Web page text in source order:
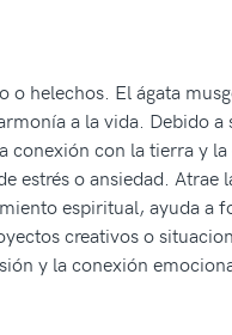
o helechos. El ágata
a la vida. Debido a
conexión con la tierra y la
estrés o ansiedad. Atrae
espiritual, ayuda a
creativos o
y la conexión